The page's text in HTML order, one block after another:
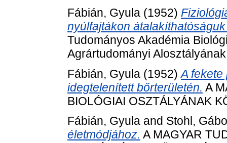
Fábián, Gyula (1952)
nyúlfajtákon
Tudományos Akadémia
Agrártudományi
Fábián, Gyula (1952)A fekete
idegtelenített bőrterületén. A
BIOLÓGIAI OSZTÁLYÁNAK
Fábián, Gyula and Stohl,
életmódjához. A MAGYAR